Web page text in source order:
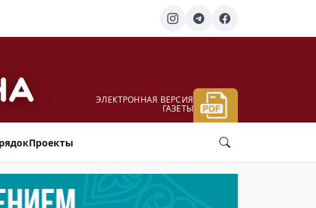
ЭЛЕКТРОННАЯ ВЕРСИЯ
ГАЗЕТЫ
Проекты